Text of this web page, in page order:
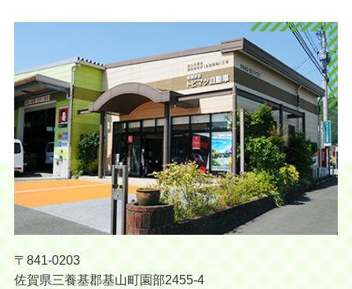
〒841-0203
佐賀県三養基郡基山町園部2455-4